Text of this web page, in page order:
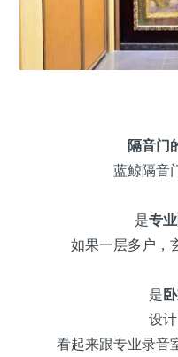
隔音门
蓝鲸隔音
是专
如果一层多户，
是
设
看起来跟专业录音